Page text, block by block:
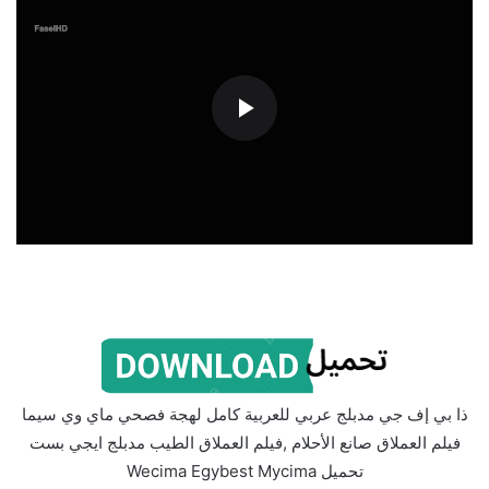
ذا بي إف جي مدبلج عربي للعربية كامل لهجة فصحي ماي وي سيما
فيلم العملاق صانع الأحلام ,فيلم العملاق الطيب مدبلج ايجي بست
تحميل Wecima Egybest Mycima